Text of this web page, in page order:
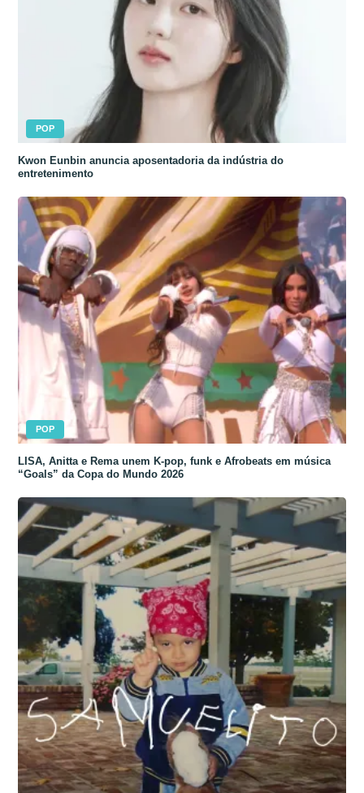
POP
Kwon Eunbin anuncia aposentadoria da indústria do
entretenimento
POP
LISA, Anitta e Rema unem K-pop, funk e Afrobeats em música
“Goals” da Copa do Mundo 2026